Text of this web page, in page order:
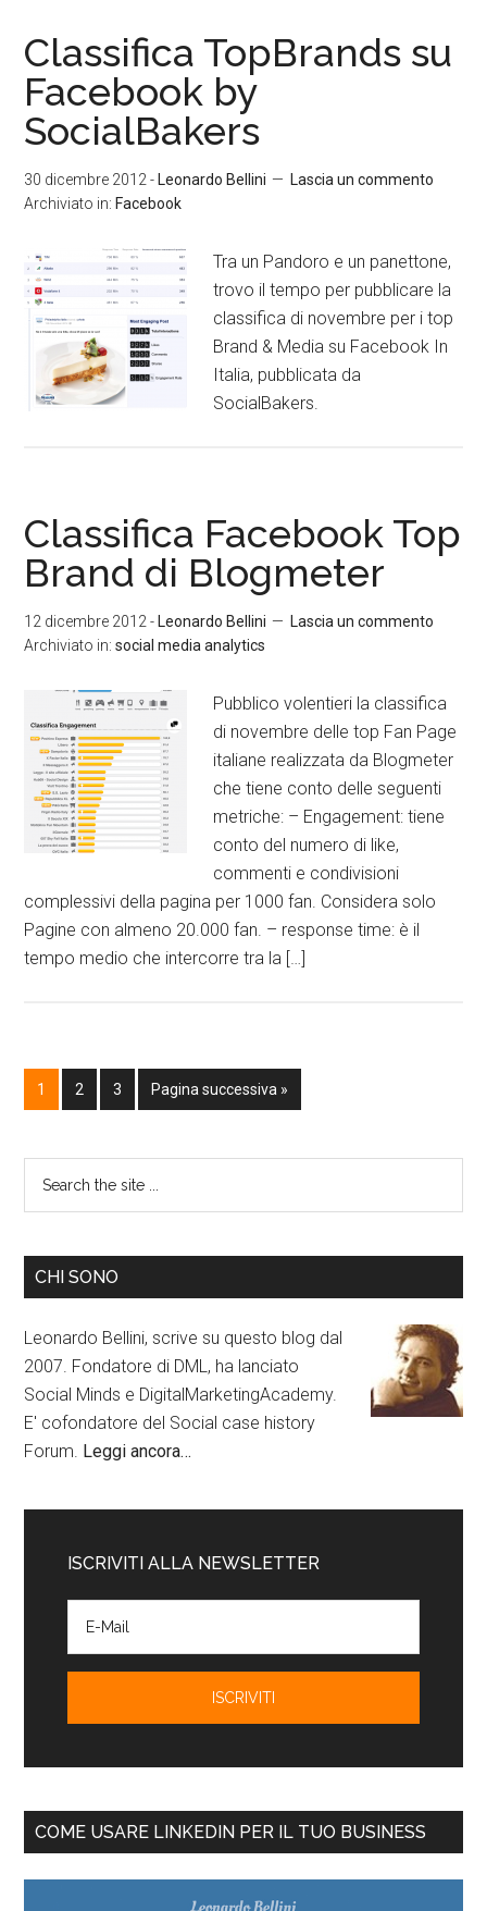
Classifica TopBrands su
Facebook by
SocialBakers
30 dicembre 2012 - Leonardo Bellini
Lascia un commento
Archiviato in: Facebook
Tra un Pandoro e un panettone,
trovo il tempo per pubblicare la
classifica di novembre per i top
Brand & Media su Facebook In
Italia, pubblicata da
SocialBakers.
Classifica Facebook Top
Brand di Blogmeter
12 dicembre 2012 - Leonardo Bellini
Lascia un commento
Archiviato in:social media analytics
Pubblico volentieri la classifica
di novembre delle top Fan Page
italiane realizzata da Blogmeter
che tiene conto delle seguenti
metriche: – Engagement: tiene
conto del numero di like,
commenti e condivisioni
complessivi della pagina per 1000 fan. Considera solo
Pagine con almeno 20.000 fan. – response time: è il
tempo medio che intercorre tra la […]
1 2 3 Pagina successiva »
CHI SONO
Leonardo Bellini, scrive su questo blog dal
2007. Fondatore di DML, ha lanciato
Social Minds e DigitalMarketingAcademy.
E' cofondatore del Social case history
Forum. Leggi ancora…
ISCRIVITI ALLA NEWSLETTER
COME USARE LINKEDIN PER IL TUO BUSINESS